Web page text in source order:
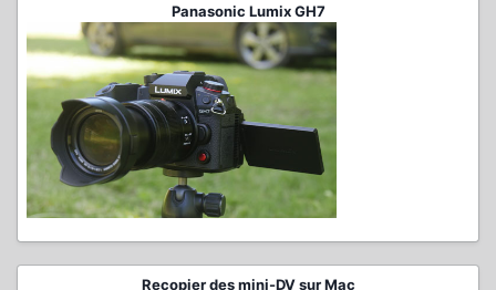
Panasonic Lumix GH7
Recopier des mini-DV sur Mac